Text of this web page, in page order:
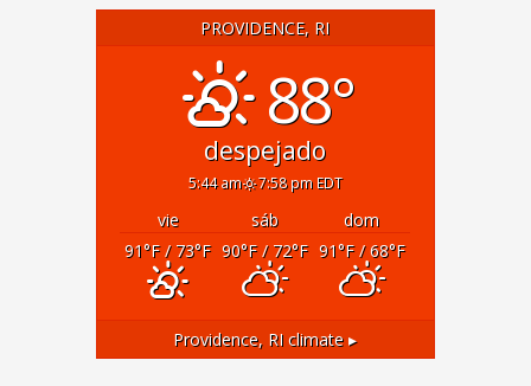
PROVIDENCE, RI
88°
despejado
5:44 am 7:58 pm EDT
vie sáb
dom
91°F/ 73°F 90°F/ 72°F 91°F/ 68°F
Providence, RI climate ▸